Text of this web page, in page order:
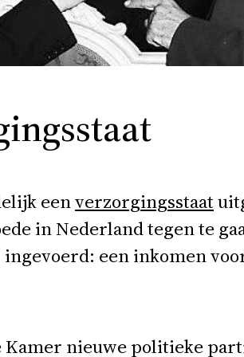
eenverzorgingsstaat
in Nederland tegen te
een inkomen
Kamer nieuwe politieke